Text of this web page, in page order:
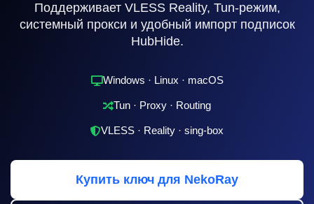
Поддерживает VLESS Reality, Tun-режим,
системный прокси и удобный импорт подписок
HubHide.
Windows · Linux · macOS
Tun · Proxy · Routing
VLESS · Reality · sing-box
Купить ключ для NekoRay